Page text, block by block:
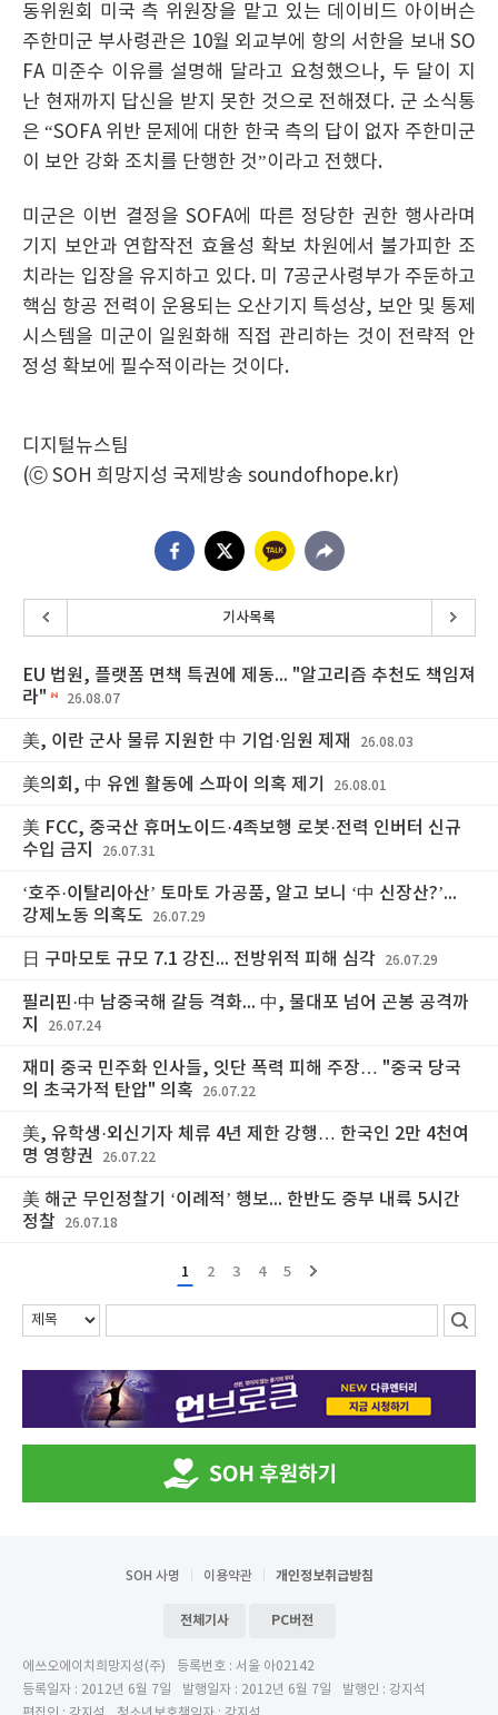
동위원회 미국 측 위원장을 맡고 있는 데이비드 아이버슨
주한미군 부사령관은 10월 외교부에 항의 서한을 보내 SO
FA 미준수 이유를 설명해 달라고 요청했으나, 두 달이 지
난 현재까지 답신을 받지 못한 것으로 전해졌다. 군 소식통
은 “SOFA 위반 문제에 대한 한국 측의 답이 없자 주한미군
이 보안 강화 조치를 단행한 것”이라고 전했다.
미군은 이번 결정을 SOFA에 따른 정당한 권한 행사라며
기지 보안과 연합작전 효율성 확보 차원에서 불가피한 조
치라는 입장을 유지하고 있다. 미 7공군사령부가 주둔하고
핵심 항공 전력이 운용되는 오산기지 특성상, 보안 및 통제
시스템을 미군이 일원화해 직접 관리하는 것이 전략적 안
정성 확보에 필수적이라는 것이다.
디지털뉴스팀
(ⓒ SOH 희망지성 국제방송 soundofhope.kr)
기사목록
EU 법원, 플랫폼 면책 특권에 제동... "알고리즘 추천도 책임져
라"
26.08.07
美, 이란 군사 물류 지원한 中 기업·임원 제재 26.08.03
美의회, 中 유엔 활동에 스파이 의혹 제기 26.08.01
美 FCC, 중국산 휴머노이드·4족보행 로봇·전력 인버터 신규
수입 금지
26.07.31
‘호주·이탈리아산’ 토마토 가공품, 알고 보니 ‘中 신장산?’...
강제노동 의혹도
26.07.29
日 구마모토 규모 7.1 강진... 전방위적 피해 심각 26.07.29
필리핀·中 남중국해 갈등 격화... 中, 물대포 넘어 곤봉 공격까
지
26.07.24
재미 중국 민주화 인사들, 잇단 폭력 피해 주장… "중국 당국
의 초국가적 탄압" 의혹
26.07.22
美, 유학생·외신기자 체류 4년 제한 강행… 한국인 2만 4천여
명 영향권
26.07.22
美 해군 무인정찰기 ‘이례적’ 행보... 한반도 중부 내륙 5시간
정찰
26.07.18
1 2 3 4 5
SOH 사명 이용약관 개인정보취급방침
전체기사 PC버전
에쓰오에이치희망지성(주)
등록번호 : 서울 아02142
등록일자 : 2012년 6월 7일
발행일자 : 2012년 6월 7일
발행인 : 강지석